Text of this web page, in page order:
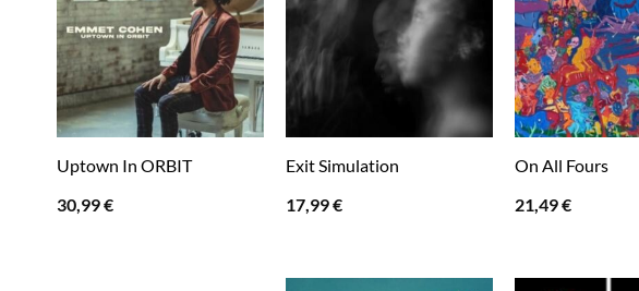
Uptown In ORBIT
30,99€
Exit Simulation
17,99€
On All Fours
21,49€